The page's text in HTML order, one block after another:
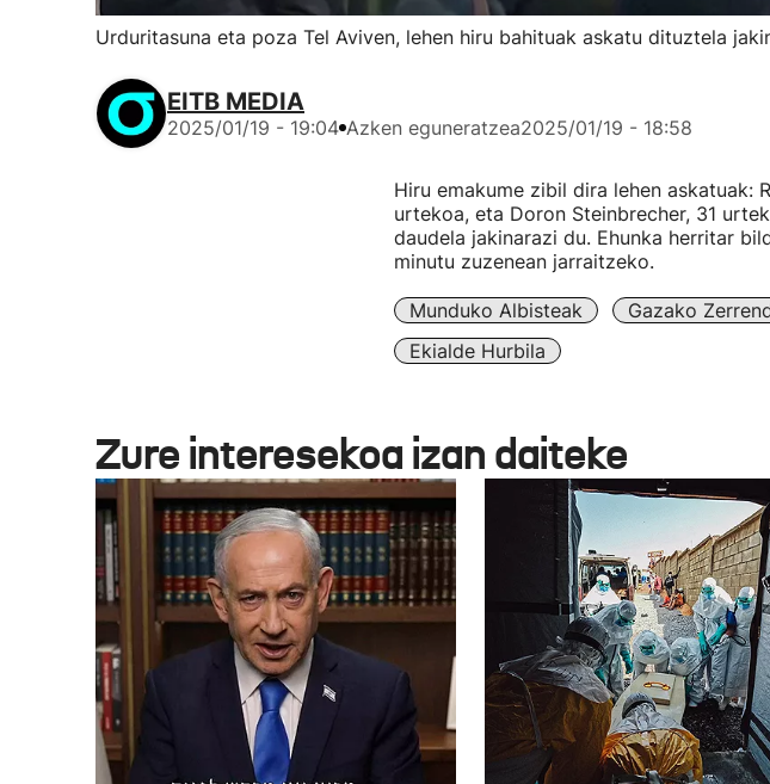
Urduritasuna eta poza Tel Aviven, lehen hiru bahituak askatu dituztela
EITB MEDIA
2025/01/19 - 19:04 Azken eguneratzea2025/01/19 - 18:58
Hiru emakume zibil dira lehen askatuak:
urtekoa, eta Doron Steinbrecher, 31
daudela jakinarazi du. Ehunka herritar
minutu zuzenean jarraitzeko.
Munduko Albisteak Gazako
Ekialde Hurbila
Zure interesekoa izan daiteke